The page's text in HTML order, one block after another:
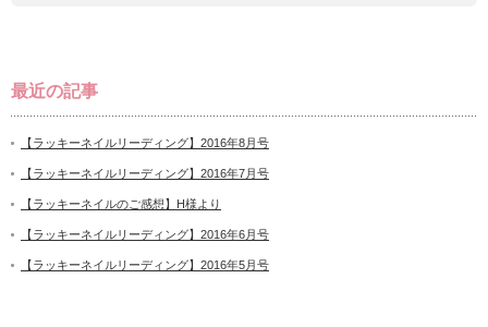
最近の記事
【ラッキーネイルリーディング】2016年8月号
【ラッキーネイルリーディング】2016年7月号
【ラッキーネイルのご感想】H様より
【ラッキーネイルリーディング】2016年6月号
【ラッキーネイルリーディング】2016年5月号